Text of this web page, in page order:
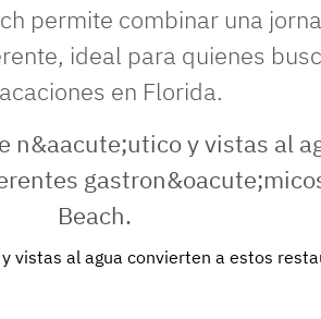
permite combinar una
ideal para quienes
en Florida.
vistas al agua convierten a estos